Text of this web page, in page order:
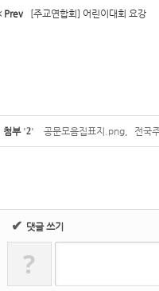
Prev [주교연합회] 어린이대회 요강
첨부 '2' 공문모음집표지.png, 전국
✔ 댓글 쓰기
?